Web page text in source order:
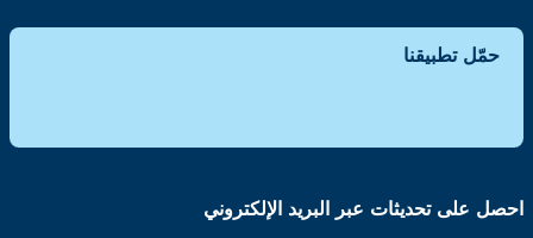
حمّل تطبيقنا
احصل على تحديثات عبر البريد الإلكتروني